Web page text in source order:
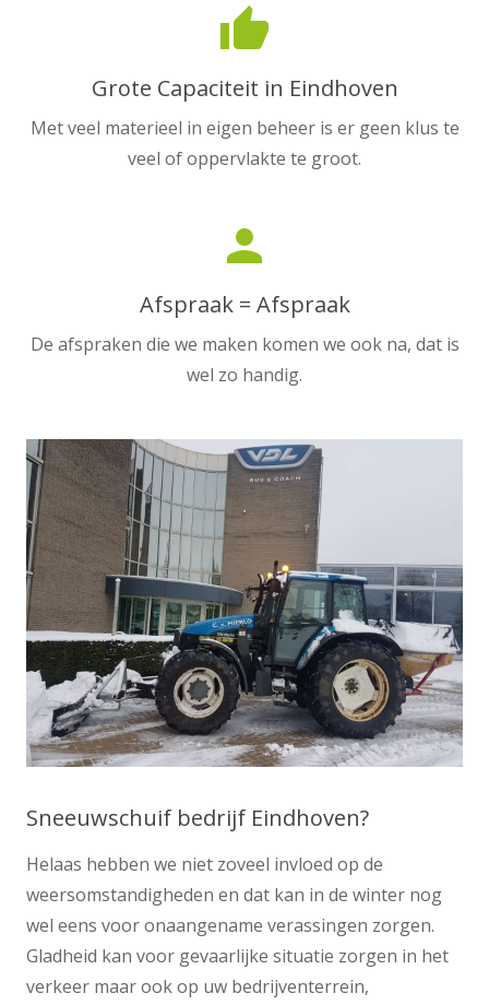
thumb_up
Grote Capaciteit in Eindhoven
Met veel materieel in eigen beheer is er geen klus te
veel of oppervlakte te groot.
person
Afspraak = Afspraak
De afspraken die we maken komen we ook na, dat is
wel zo handig.
Sneeuwschuif bedrijf Eindhoven?
Helaas hebben we niet zoveel invloed op de
weersomstandigheden en dat kan in de winter nog
wel eens voor onaangename verassingen zorgen.
Gladheid kan voor gevaarlijke situatie zorgen in het
verkeer maar ook op uw bedrijventerrein,